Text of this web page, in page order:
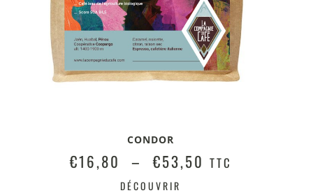
CONDOR
€16,80 – €53,50 TTC
DÉCOUVRIR